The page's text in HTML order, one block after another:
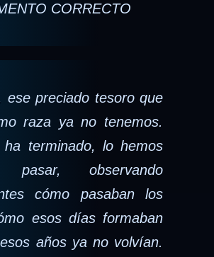
CORRECTO
ese preciado tesoro que
raza ya no tenemos.
terminado, lo hemos
pasar, observando
cómo pasaban los
esos días formaban
años ya no volvían.